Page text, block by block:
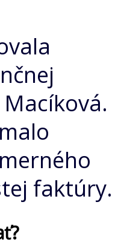
faktúry.